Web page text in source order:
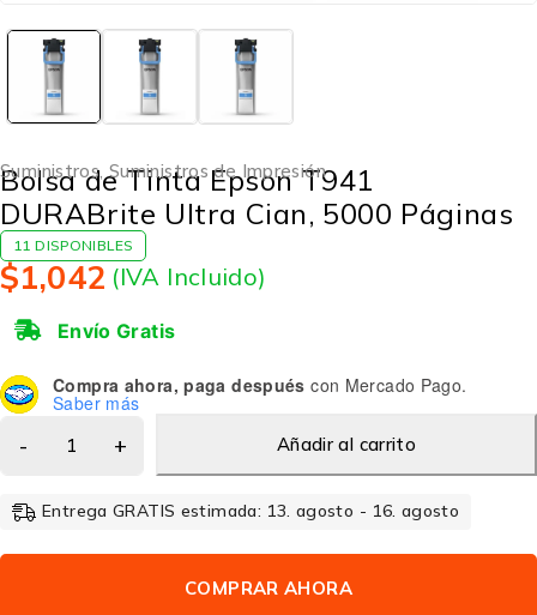
Suministros,Suministros de Impresión
Bolsa de Tinta Epson T941
DURABrite Ultra Cian, 5000 Páginas
11 DISPONIBLES
$1,042 (IVA Incluido)
Envío Gratis
Compra ahora, paga después con Mercado Pago.
Saber más
Añadir al carrito
Entrega GRATIS estimada: 13. agosto - 16. agosto
COMPRAR AHORA